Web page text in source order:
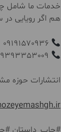
خدمات ما شامل
هم اگر رویایی در
انتشارات حوزه